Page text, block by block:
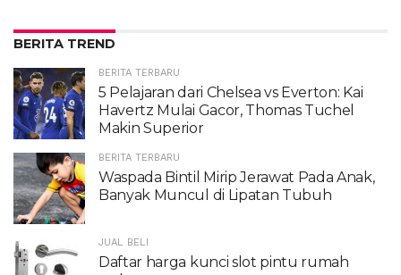
BERITA TREND
BERITA TERBARU
5 Pelajaran dari Chelsea vs Everton: Kai
Havertz Mulai Gacor, Thomas Tuchel
Makin Superior
BERITA TERBARU
Waspada Bintil Mirip Jerawat Pada Anak,
Banyak Muncul di Lipatan Tubuh
JUAL BELI
Daftar harga kunci slot pintu rumah